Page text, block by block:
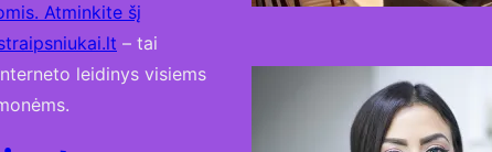
Atminkite šį
– tai
leidinys visiems
Kaip
atmosfera
senėjimą?